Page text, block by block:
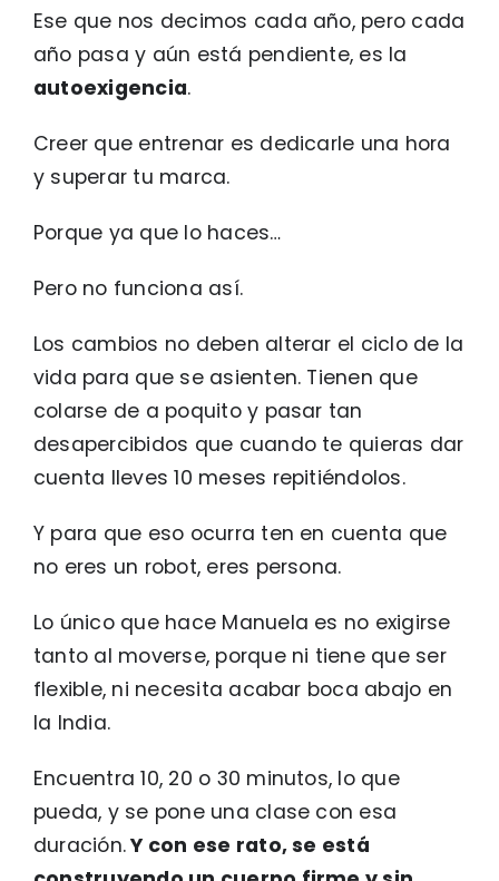
Ese que nos decimos cada año, pero cada
año pasa y aún está pendiente, es la
autoexigencia.
Creer que entrenar es dedicarle una hora
y superar tu marca.
Porque ya que lo haces…
Pero no funciona así.
Los cambios no deben alterar el ciclo de la
vida para que se asienten. Tienen que
colarse de a poquito y pasar tan
desapercibidos que cuando te quieras dar
cuenta lleves 10 meses repitiéndolos.
Y para que eso ocurra ten en cuenta que
no eres un robot, eres persona.
Lo único que hace Manuela es no exigirse
tanto al moverse, porque ni tiene que ser
flexible, ni necesita acabar boca abajo en
la India.
Encuentra 10, 20 o 30 minutos, lo que
pueda, y se pone una clase con esa
duración.Ycon ese rato, se está